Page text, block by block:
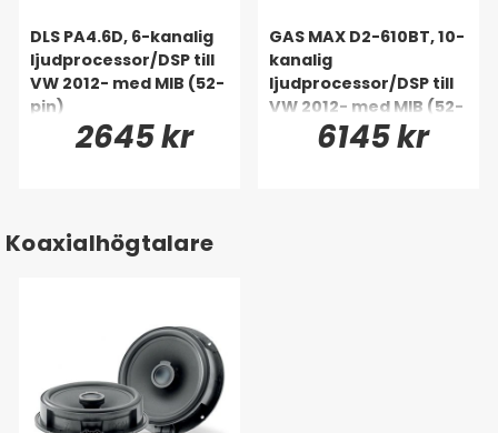
DLS PA4.6D, 6-kanalig
ljudprocessor/DSP till
VW 2012- med MIB (52-
pin)
2645 kr
GAS MAX D2-610BT, 10-
kanalig
ljudprocessor/DSP till
VW 2012- med MIB (52-
6145 kr
Koaxialhögtalare